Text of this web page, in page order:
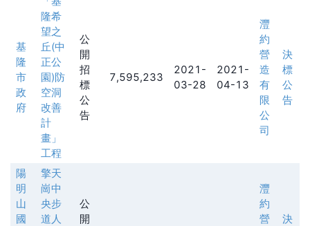
基
隆
市
政
府
隆希
望之
丘(中
正公
園)防
空洞
改善
計
畫」
工程
公
開
招
標
公
告
7,595,233
2021-
03-28
2021-
04-13
灃
約
營
造
有
限
公
司
決
標
公
告
陽
明
山
國
擎天
崗中
央步
道人
公
開
灃
約
營
決